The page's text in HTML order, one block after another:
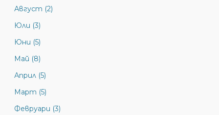
Август (2)
Юли (3)
Юни (5)
Май (8)
Април (5)
Март (5)
Февруари (3)